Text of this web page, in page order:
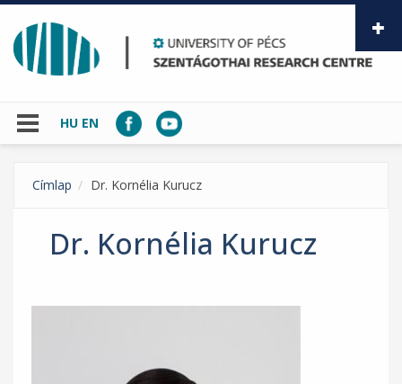
Skip to main content
HU EN
Címlap Dr. Kornélia Kurucz
Dr. Kornélia Kurucz